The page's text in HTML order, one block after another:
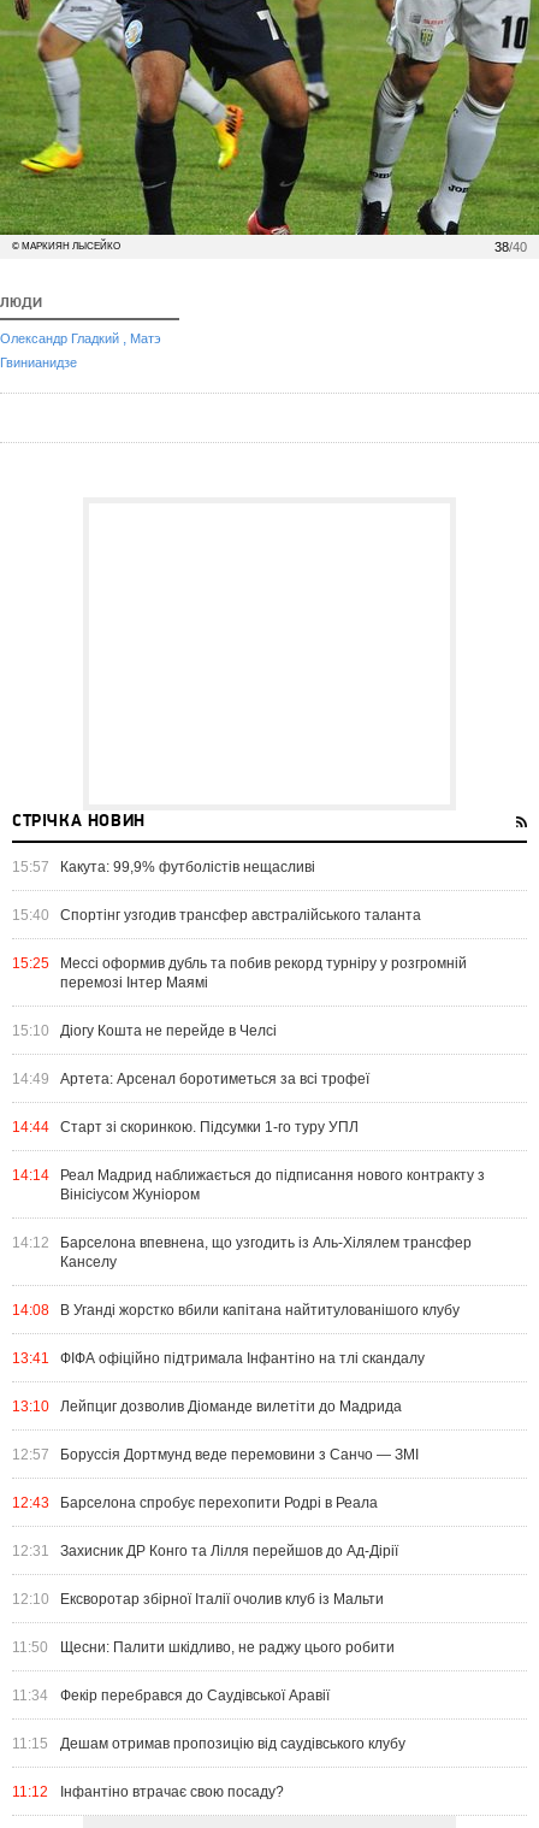
38/40
© МАРКИЯН ЛЫСЕЙКО
ЛЮДИ
Олександр Гладкий , Матэ
Гвинианидзе
СТРІЧКА НОВИН
15:57 Какута: 99,9% футболістів нещасливі
15:40 Спортінг узгодив трансфер австралійського таланта
15:25
Мессі оформив дубль та побив рекорд турніру у розгромній
перемозі Інтер Маямі
15:10 Діогу Кошта не перейде в Челсі
14:49 Артета: Арсенал боротиметься за всі трофеї
14:44 Старт зі скоринкою. Підсумки 1-го туру УПЛ
14:14
Реал Мадрид наближається до підписання нового контракту з
Вінісіусом Жуніором
14:12
Барселона впевнена, що узгодить із Аль-Хілялем трансфер
Канселу
14:08 В Уганді жорстко вбили капітана найтитулованішого клубу
13:41 ФІФА офіційно підтримала Інфантіно на тлі скандалу
13:10 Лейпциг дозволив Діоманде вилетіти до Мадрида
12:57 Боруссія Дортмунд веде перемовини з Санчо — ЗМІ
12:43 Барселона спробує перехопити Родрі в Реала
12:31 Захисник ДР Конго та Лілля перейшов до Ад-Дірії
12:10 Ексворотар збірної Італії очолив клуб із Мальти
11:50 Щесни: Палити шкідливо, не раджу цього робити
11:34 Фекір перебрався до Саудівської Аравії
11:15 Дешам отримав пропозицію від саудівського клубу
11:12 Інфантіно втрачає свою посаду?